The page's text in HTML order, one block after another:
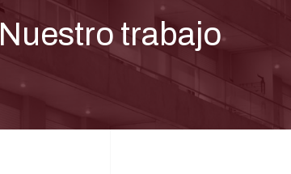
Nuestro trabajo